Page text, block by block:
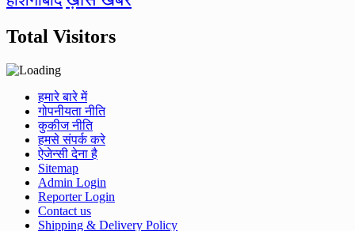
Total Visitors
हमारे बारे में
गोपनीयता नीति
कुकीज नीति
हमसे संपर्क करे
ऐजेन्सी देना है
Sitemap
Admin Login
Reporter Login
Contact us
Shipping & Delivery Policy